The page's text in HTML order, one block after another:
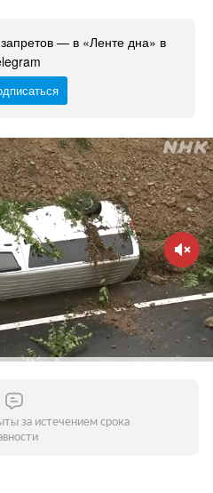
— в «Ленте дна» в
за истечением срока